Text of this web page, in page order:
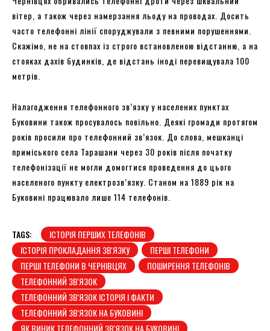
вітер, а також через намерзання льоду на проводах. Досить
часто телефонні лінії споруджували з певними порушеннями.
Скажімо, не на стовпах із строго встановленою відстанню, а на
стояках дахів будинків, де відстань іноді перевищувала 100
метрів.
Налагодження телефонного зв’язку у населених пунктах
Буковини також просувалось повільно. Деякі громади протягом
років просили про телефонний зв’язок. До слова, мешканці
приміського села Тарашани через 30 років після початку
телефонізації не могли домогтися проведення до цього
населеного пункту електрозв’язку. Станом на 1889 рік на
Буковині працювало лише 114 телефонів.
TAGS:
ІСТОРІЯ ПЕРШИХ ТЕЛЕФОНІВ
ІСТОРІЯ ПРОКЛАДАННЯ ЗВ'ЯЗКУ
ПЕРШІ ТЕЛЕФОНИ
ПЕРШІ ТЕЛЕФОНИ В ЧЕРНІВЦЯХ
ПОШИРЕННЯ ТЕЛЕФОНІВ
ТЕЛЕФОННИЙ ЗВ'ЯЗОК
ТЕЛЕФОННИЙ ЗВ'ЯЗОК ІСТОРІЯ І ФАКТИ
ТЕЛЕФОННИЙ ЗВ'ЯЗОК НА БУКОВИНІ
ЯК ВИНИК ТЕЛЕФОННИЙ ЗВ'ЯЗОК НА БУКОВИНІ